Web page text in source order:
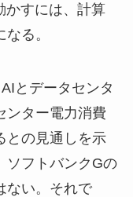
かすには、計算
る。
とデータセンタ
ンター電力消費
との見通しを示
ソフトバンクGの
ない。それで